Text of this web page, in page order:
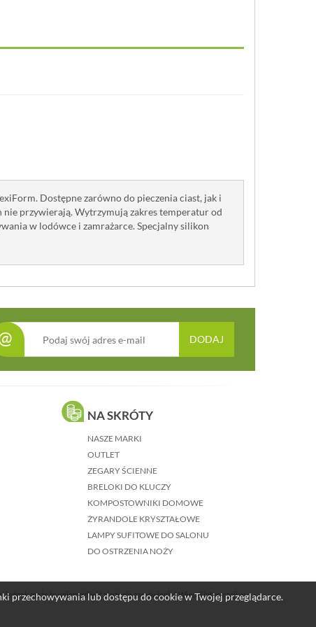
przechowywania lub dostępu do cookie w Twojej przeglądarce.
Dostępne zarówno do pieczenia ciast, jak i
przywierają. Wytrzymują zakres temperatur od
w lodówce i zamrażarce. Specjalny silikon
DODAJ
NA SKRÓTY
NASZE MARKI
OUTLET
ZEGARY ŚCIENNE
BRELOKI DO KLUCZY
KOMPOSTOWNIKI DOMOWE
ŻYRANDOLE KRYSZTAŁOWE
LAMPY SUFITOWE DO SALONU
DO OSTRZENIA NOŻY
może to uniemożliwić złożenie zamówienia! Więcej informacji w